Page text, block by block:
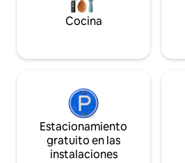
Cocina
Estacionamiento
gratuito en las
instalaciones